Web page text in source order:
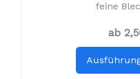
feine
ab